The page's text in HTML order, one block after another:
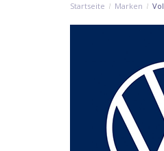
Startseite / Marken /